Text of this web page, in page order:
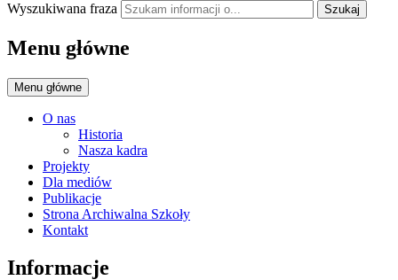
Wyszukiwana fraza Szukaj
Menu główne
Menu główne
O nas
Historia
Nasza kadra
Projekty
Dla mediów
Publikacje
Strona Archiwalna Szkoły
Kontakt
Informacje